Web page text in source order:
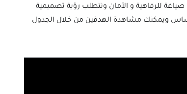
للرفاهية و الأمان وتتطلب رؤية تصميمية
ويمكنك مشاهدة الهدفين من خلال الجدول